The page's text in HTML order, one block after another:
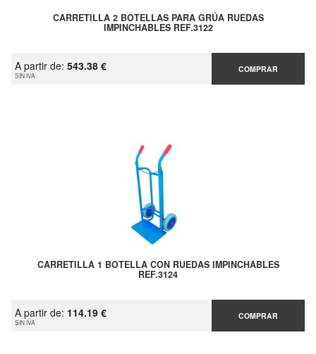
CARRETILLA 2 BOTELLAS PARA GRÚA RUEDAS
IMPINCHABLES REF.3122
A partir de: 543.38 €
SIN IVA
COMPRAR
CARRETILLA 1 BOTELLA CON RUEDAS IMPINCHABLES
REF.3124
A partir de: 114.19 €
SIN IVA
COMPRAR